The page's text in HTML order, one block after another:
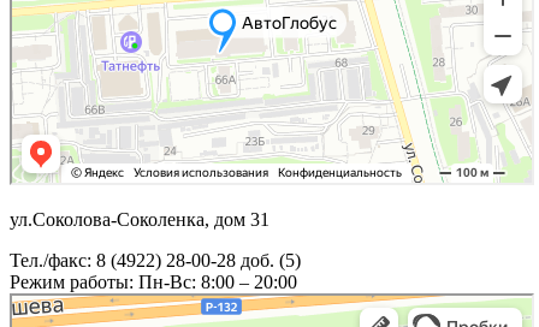
ул.Соколова-Соколенка, дом 31
Тел./факс: 8 (4922) 28-00-28 доб. (5)
Режим работы: Пн-Вс: 8:00 – 20:00